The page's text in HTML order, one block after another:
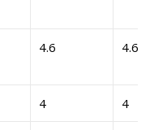
4.6 4.6
4 4